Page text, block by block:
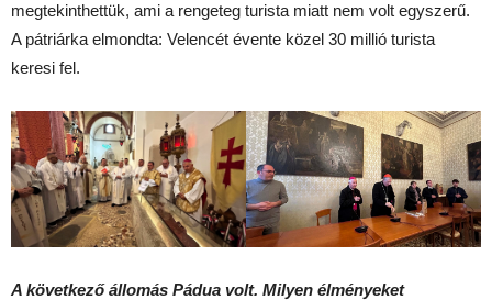
megtekinthettük, ami a rengeteg turista miatt nem volt egyszerű.
A pátriárka elmondta: Velencét évente közel 30 millió turista
keresi fel.
A következő állomás Pádua volt. Milyen élményeket